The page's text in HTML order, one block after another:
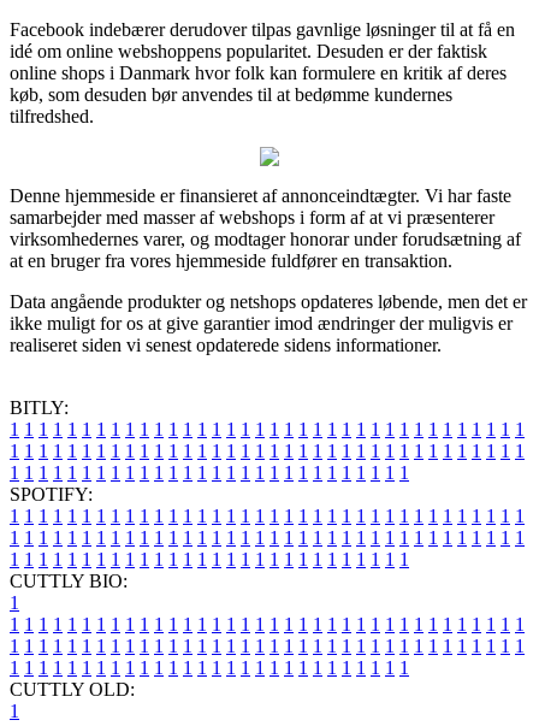
Facebook indebærer derudover tilpas gavnlige løsninger til at få en
idé om online webshoppens popularitet. Desuden er der faktisk
online shops i Danmark hvor folk kan formulere en kritik af deres
køb, som desuden bør anvendes til at bedømme kundernes
tilfredshed.
Denne hjemmeside er finansieret af annonceindtægter. Vi har faste
samarbejder med masser af webshops i form af at vi præsenterer
virksomhedernes varer, og modtager honorar under forudsætning af
at en bruger fra vores hjemmeside fuldfører en transaktion.
Data angående produkter og netshops opdateres løbende, men det er
ikke muligt for os at give garantier imod ændringer der muligvis er
realiseret siden vi senest opdaterede sidens informationer.
BITLY:
1 1 1 1 1 1 1 1 1 1 1 1 1 1 1 1 1 1 1 1 1 1 1 1 1 1 1 1 1 1 1 1 1 1 1 1
1 1 1 1 1 1 1 1 1 1 1 1 1 1 1 1 1 1 1 1 1 1 1 1 1 1 1 1 1 1 1 1 1 1 1 1
1 1 1 1 1 1 1 1 1 1 1 1 1 1 1 1 1 1 1 1 1 1 1 1 1 1 1 1
SPOTIFY:
1 1 1 1 1 1 1 1 1 1 1 1 1 1 1 1 1 1 1 1 1 1 1 1 1 1 1 1 1 1 1 1 1 1 1 1
1 1 1 1 1 1 1 1 1 1 1 1 1 1 1 1 1 1 1 1 1 1 1 1 1 1 1 1 1 1 1 1 1 1 1 1
1 1 1 1 1 1 1 1 1 1 1 1 1 1 1 1 1 1 1 1 1 1 1 1 1 1 1 1
CUTTLY BIO:
1
1 1 1 1 1 1 1 1 1 1 1 1 1 1 1 1 1 1 1 1 1 1 1 1 1 1 1 1 1 1 1 1 1 1 1 1
1 1 1 1 1 1 1 1 1 1 1 1 1 1 1 1 1 1 1 1 1 1 1 1 1 1 1 1 1 1 1 1 1 1 1 1
1 1 1 1 1 1 1 1 1 1 1 1 1 1 1 1 1 1 1 1 1 1 1 1 1 1 1 1
CUTTLY OLD:
1